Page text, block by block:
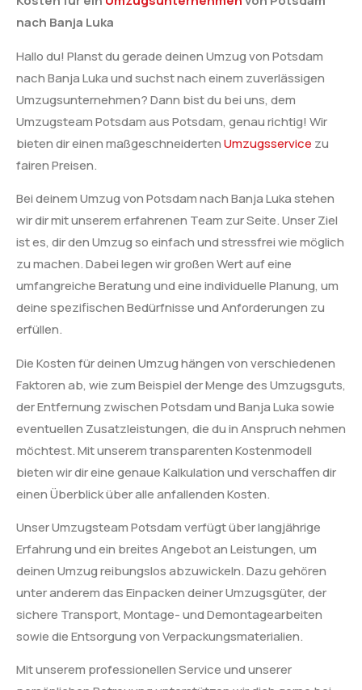
nach Banja Luka
Hallo du! Planst du gerade deinen Umzug von Potsdam
nach Banja Luka und suchst nach einem zuverlässigen
Umzugsunternehmen? Dann bist du bei uns, dem
Umzugsteam Potsdam aus Potsdam, genau richtig! Wir
bieten dir einen maßgeschneidertenUmzugsservice zu
fairen Preisen.
Bei deinem Umzug von Potsdam nach Banja Luka stehen
wir dir mit unserem erfahrenen Team zur Seite. Unser Ziel
ist es, dir den Umzug so einfach und stressfrei wie möglich
zu machen. Dabei legen wir großen Wert auf eine
umfangreiche Beratung und eine individuelle Planung, um
deine spezifischen Bedürfnisse und Anforderungen zu
erfüllen.
Die Kosten für deinen Umzug hängen von verschiedenen
Faktoren ab, wie zum Beispiel der Menge des Umzugsguts,
der Entfernung zwischen Potsdam und Banja Luka sowie
eventuellen Zusatzleistungen, die du in Anspruch nehmen
möchtest. Mit unserem transparenten Kostenmodell
bieten wir dir eine genaue Kalkulation und verschaffen dir
einen Überblick über alle anfallenden Kosten.
Unser Umzugsteam Potsdam verfügt über langjährige
Erfahrung und ein breites Angebot an Leistungen, um
deinen Umzug reibungslos abzuwickeln. Dazu gehören
unter anderem das Einpacken deiner Umzugsgüter, der
sichere Transport, Montage- und Demontagearbeiten
sowie die Entsorgung von Verpackungsmaterialien.
Mit unserem professionellen Service und unserer